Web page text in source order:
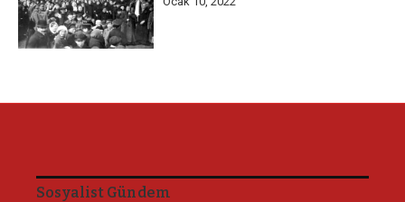
Sosyalist Gündem